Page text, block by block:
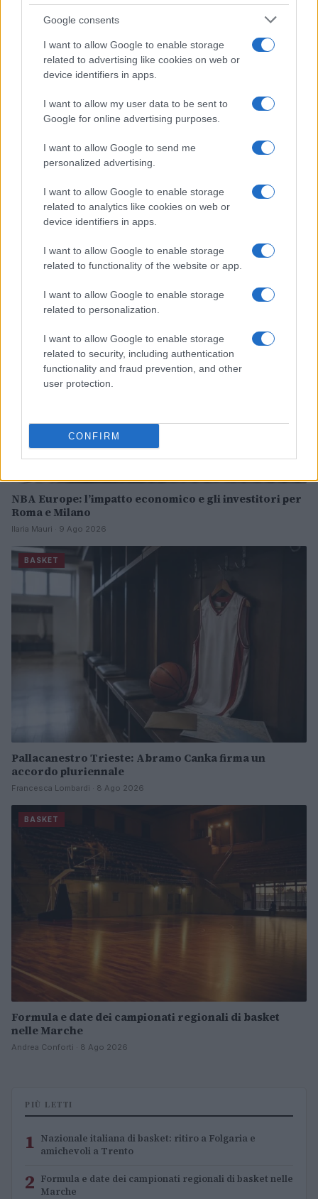
Google consents
I want to allow Google to enable storage
related to advertising like cookies on web or
device identifiers in apps.
I want to allow my user data to be sent to
Google for online advertising purposes.
I want to allow Google to send me
personalized advertising.
I want to allow Google to enable storage
related to analytics like cookies on web or
device identifiers in apps.
I want to allow Google to enable storage
related to functionality of the website or app.
I want to allow Google to enable storage
related to personalization.
I want to allow Google to enable storage
related to security, including authentication
functionality and fraud prevention, and other
user protection.
CONFIRM
Continua a leggere
BASKET
NBA Europe: l’impatto economico e gli investitori per
Roma e Milano
Ilaria Mauri · 9 Ago 2026
BASKET
Pallacanestro Trieste: Abramo Canka firma un
accordo pluriennale
Francesca Lombardi · 8 Ago 2026
BASKET
Formula e date dei campionati regionali di basket
nelle Marche
Andrea Conforti · 8 Ago 2026
PIÙ LETTI
1 Nazionale italiana di basket: ritiro a Folgaria e
amichevoli a Trento
2 Formula e date dei campionati regionali di basket nelle
Marche